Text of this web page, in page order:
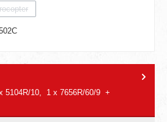
nicht verfügbar.)
(Diese Option ist zurzeit nicht verfügbar.)
5104R/10, 1 x 7656R/60/9 +